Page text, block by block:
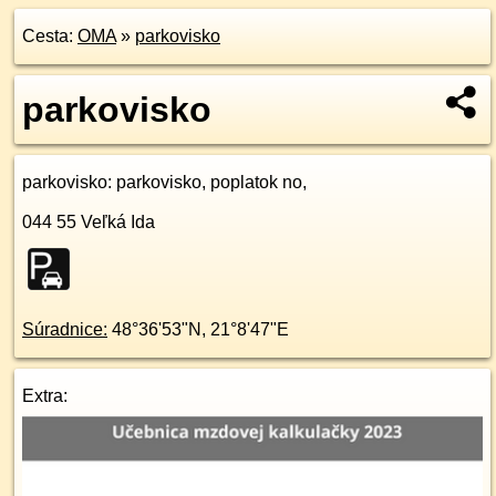
Cesta: OMA» parkovisko
parkovisko
parkovisko: parkovisko, poplatok no,
044 55 Veľká Ida
Súradnice: 48°36'53"N , 21°8'47"E
Extra: